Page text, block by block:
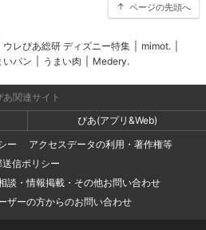
ページの先頭へ
ウレぴあ総研 ディズニー特集 mimot.
いパン うまい肉 Medery.
あ関連サイト
ぴあ(アプリ&Web)
ー
アクセスデータの利用・著作権等
送信ポリシー
談・情報掲載・その他お問い合わせ
ザーの方からのお問い合わせ